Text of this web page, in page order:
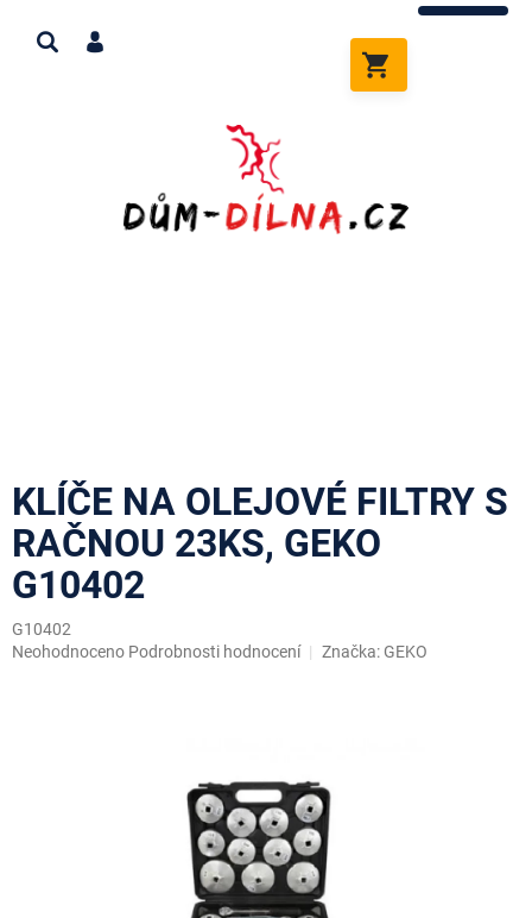
obsah
KOŠÍK
KLÍČE NA OLEJOVÉ FILTRY S
RAČNOU 23KS, GEKO
G10402
G10402
Průměrné
Neohodnoceno Podrobnosti hodnocení Značka: GEKO